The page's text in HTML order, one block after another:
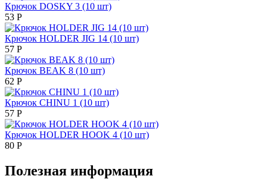
Крючок DOSKY 3 (10 шт)
53 Р
Крючок HOLDER JIG 14 (10 шт)
57 Р
Крючок BEAK 8 (10 шт)
62 Р
Крючок CHINU 1 (10 шт)
57 Р
Крючок HOLDER HOOK 4 (10 шт)
80 Р
Полезная информация